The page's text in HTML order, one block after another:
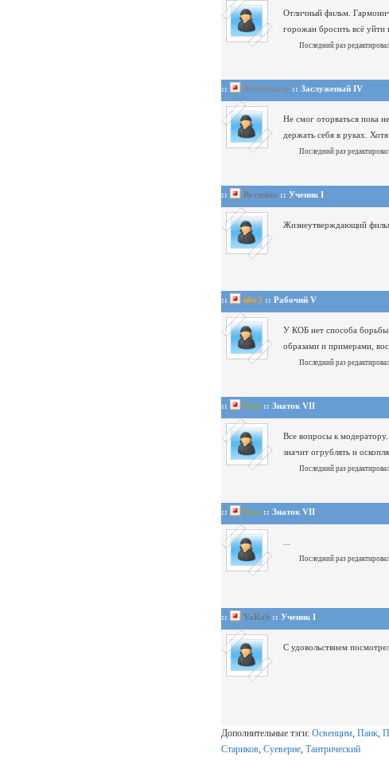
Отличный фильм.
горожан бросить всё
Последний раз
:: ArtySmarty :: Заслуженый IV
Не смог оторваться пока
держать себя в руках.
Последний раз
:: Byrmistr :: Ученик I
Жизнеутверждающий
:: nbv5 :: Рабочий V
У КОБ нет способа борьбы
образами и примерами,
Последний раз
:: Svas :: Знаток VII
Все вопросы к
значит огрублять и
Последний раз
:: Svas :: Знаток VII
Последний раз
:: VaRaS :: Ученик I
С удовольствием
Дополнительные тэги: Освенцим, Панк,
Стариков, Суеверие, Тантрический